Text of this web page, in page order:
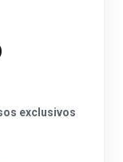
exclusivos